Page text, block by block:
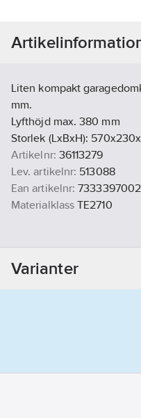
Liten kompakt
mm.
Lyfthöjd max. 380 mm
Storlek (LxBxH):
Artikelnr: 36113279
Lev. artikelnr: 513088
Ean artikelnr:
Materialklass TE2710
Varianter